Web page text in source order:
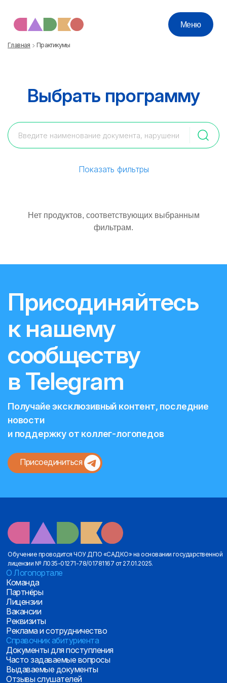
Меню
Главная Практикумы
Выбрать программу
Показать фильтры
Нет продуктов, соответствующих выбранным
фильтрам.
Присодиняйтесь
к нашему
сообществу
в Telegram
Получайе эксклюзивный контент, последние
новости
и поддержку от коллег-логопедов
Присоединиться
Обучение проводится ЧОУ ДПО «САДКО» на основании государственной
лицензии № Л035-01271-78/01781167 от 27.01.2025.
О Логопортале
Команда
Партнёры
Лицензии
Вакансии
Реквизиты
Реклама и сотрудничество
Справочник абитуриента
Документы для поступления
Часто задаваемые вопросы
Выдаваемые документы
Отзывы слушателей